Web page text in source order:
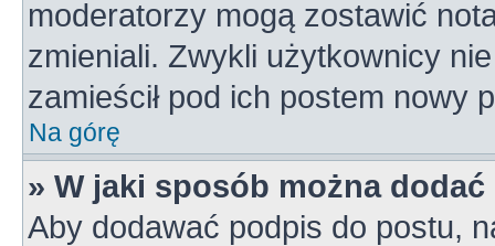
moderatorzy mogą zostawić
zmieniali. Zwykli użytkownicy
zamieścił pod ich postem nowy
Na górę
» W jaki sposób można
Aby dodawać podpis do postu,